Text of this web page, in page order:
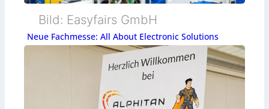
Bild: Easyfairs GmbH
Neue Fachmesse: All About Electronic Solutions